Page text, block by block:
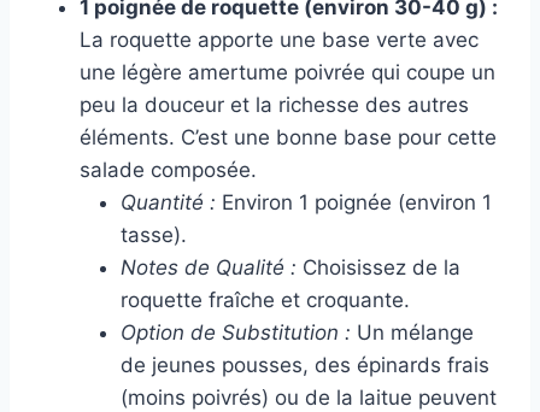
1 poignée de roquette (environ 30-40 g) :
La roquette apporte une base verte avec
une légère amertume poivrée qui coupe un
peu la douceur et la richesse des autres
éléments. C’est une bonne base pour cette
salade composée.
Quantité : Environ 1 poignée (environ 1
tasse).
Notes de Qualité : Choisissez de la
roquette fraîche et croquante.
Option de Substitution : Un mélange
de jeunes pousses, des épinards frais
(moins poivrés) ou de la laitue peuvent